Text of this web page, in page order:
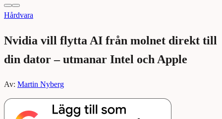
Hårdvara
Nvidia vill flytta AI från molnet direkt till
din dator – utmanar Intel och Apple
Av: Martin Nyberg